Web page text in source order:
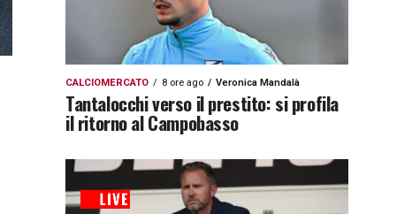
CALCIOMERCATO 8 ore ago Veronica Mandalà
Tantalocchi verso il prestito: si profila
il ritorno al Campobasso